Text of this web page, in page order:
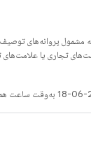
مشمول پروانه‌های